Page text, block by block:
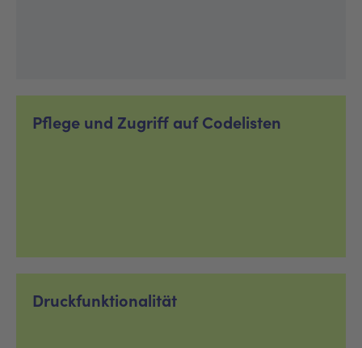
Pflege und Zugriff auf Codelisten
Druckfunktionalität